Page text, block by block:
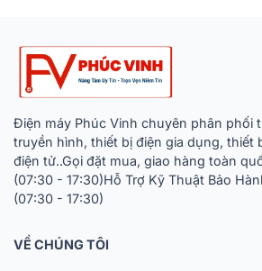
Điện máy Phúc Vinh chuyên phân phối
truyền hình, thiết bị điện gia dụng, thiết
điện tử..Gọi đặt mua, giao hàng toàn
(07:30 - 17:30)Hỗ Trợ Kỹ Thuật Bảo
(07:30 - 17:30)
VỀ CHÚNG TÔI